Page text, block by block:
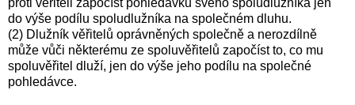
do výše podílu spoludlužníka na společném dluhu.
(2) Dlužník věřitelů oprávněných společně a nerozdílně
může vůči některému ze spoluvěřitelů započíst to, co mu
spoluvěřitel dluží, jen do výše jeho podílu na společné
pohledávce.